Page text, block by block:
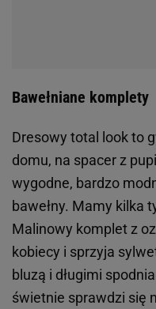
Bawełniane komplety
Dresowy total look to
domu, na spacer z
wygodne, bardzo
bawełny. Mamy kilka
Malinowy komplet z
kobiecy i sprzyja
bluzą i długimi
świetnie sprawdzi się